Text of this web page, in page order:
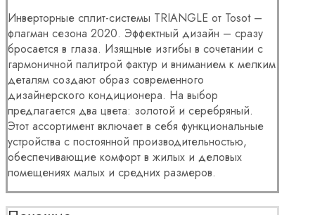
Инверторные сплит-системы TRIANGLE от Tosot –
флагман сезона 2020. Эффектный дизайн – сразу
бросается в глаза. Изящные изгибы в сочетании с
гармоничной палитрой фактур и вниманием к мелким
деталям создают образ современного
дизайнерского кондиционера. На выбор
предлагается два цвета: золотой и серебряный.
Этот ассортимент включает в себя функциональные
устройства с постоянной производительностью,
обеспечивающие комфорт в жилых и деловых
помещениях малых и средних размеров.